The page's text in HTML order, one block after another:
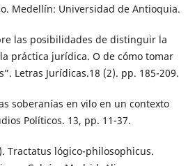
Medellín: Universidad de Antioquia.
las posibilidades de distinguir la
práctica jurídica. O de cómo tomar
Letras Jurídicas.18 (2). pp. 185-209.
soberanías en vilo en un contexto
Políticos. 13, pp. 11-37.
Tractatus lógico-philosophicus.